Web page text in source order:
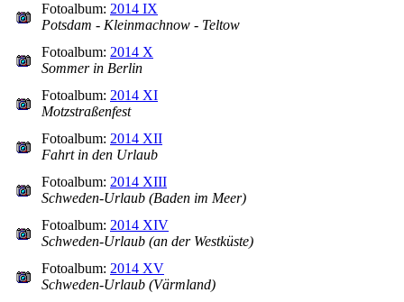
Fotoalbum: 2014 IX
Potsdam - Kleinmachnow - Teltow
Fotoalbum: 2014 X
Sommer in Berlin
Fotoalbum: 2014 XI
Motzstraßenfest
Fotoalbum: 2014 XII
Fahrt in den Urlaub
Fotoalbum: 2014 XIII
Schweden-Urlaub (Baden im Meer)
Fotoalbum: 2014 XIV
Schweden-Urlaub (an der Westküste)
Fotoalbum: 2014 XV
Schweden-Urlaub (Värmland)